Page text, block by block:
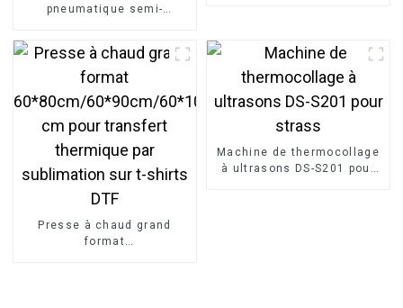
pneumatique semi-
transfert par sublimation
Presse à chaud grand
format
Machine de thermocollage
à ultrasons DS-S201 pour